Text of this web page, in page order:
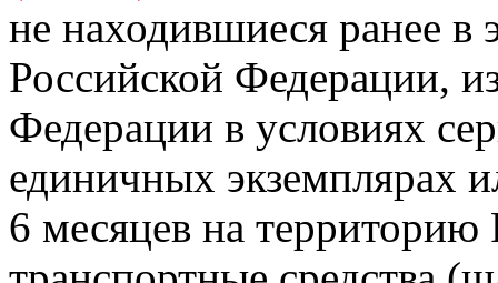
не находившиеся ранее в
Российской Федерации,
Федерации в условиях
единичных экземплярах
6 месяцев на